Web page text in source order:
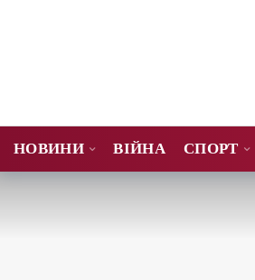
НОВИНИ ВІЙНА СПОРТ